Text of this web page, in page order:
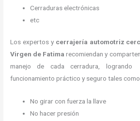
Cerraduras electrónicas
etc
Los expertos y cerrajería automotriz
Virgen de Fatima recomiendan y
manejo de cada cerradura,
funcionamiento práctico y seguro tales
No girar con fuerza la llave
No hacer presión